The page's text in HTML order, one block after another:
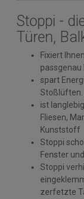
Stoppi -
Türen,
Fixiert
passgenau
spart
ist
Fliesen,
Kunststoff
Stoppi
Fenster
Stoppi
zerfetzte